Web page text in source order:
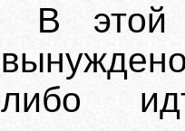
В этой
либо